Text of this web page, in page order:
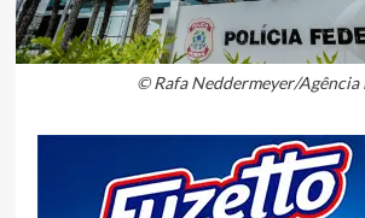
© Rafa Neddermeyer/Agência